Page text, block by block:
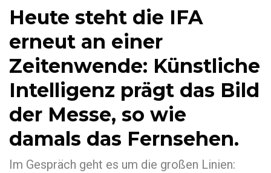
Heute steht die IFA
erneut an einer
Zeitenwende: Künstliche
Intelligenz prägt das Bild
der Messe, so wie
damals das Fernsehen.
Im Gespräch geht es um die großen Linien: